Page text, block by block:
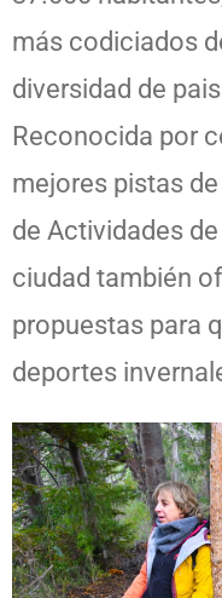
más codiciados
diversidad de
Reconocida por
mejores pistas
de Actividades
ciudad también
propuestas para
deportes